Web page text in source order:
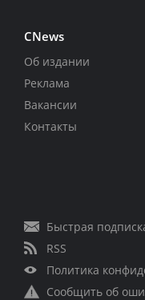
CNews
Об издании
Реклама
Вакансии
Контакты
Быстрая
RSS
Политика
Сообщить об